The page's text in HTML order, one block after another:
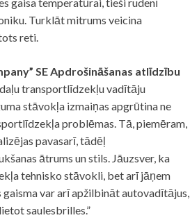
gaisa temperatūrai, tieši rudenī
Turklāt mitrums veicina
reti.
SE Apdrošināšanas atlīdzību
transportlīdzekļu vadītāju
stāvokļa izmaiņas apgrūtina ne
problēmas. Tā, piemēram,
pavasarī, tādēļ
ātrums un stils. Jāuzsver, ka
tehnisko stāvokli, bet arī jāņem
gaisma var arī apžilbināt autovadītājus,
saulesbrilles.”